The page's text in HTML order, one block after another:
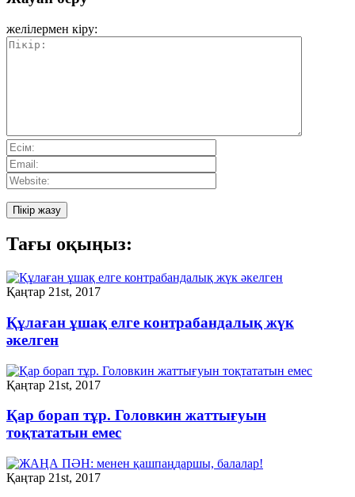
желілермен кіру:
Тағы оқыңыз:
Қаңтар 21st, 2017
Құлаған ұшақ елге контрабандалық жүк
әкелген
Қаңтар 21st, 2017
Қар борап тұр. Головкин жаттығуын
тоқтататын емес
Қаңтар 21st, 2017